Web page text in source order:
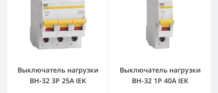
Выключатель нагрузки
ВН-32 3Р 25А IEK
Выключатель нагрузки
ВН-32 1Р 40А IEK